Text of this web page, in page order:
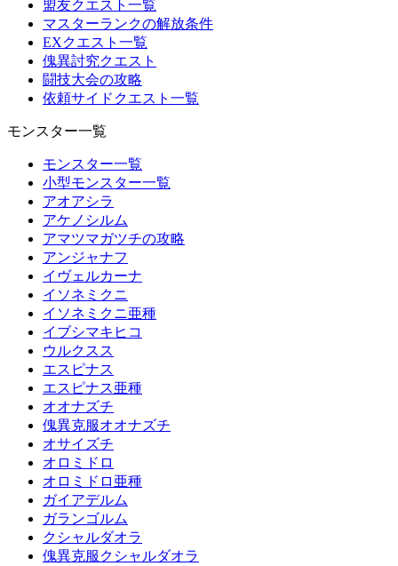
盟友クエスト一覧
マスターランクの解放条件
EXクエスト一覧
傀異討究クエスト
闘技大会の攻略
依頼サイドクエスト一覧
モンスター一覧
モンスター一覧
小型モンスター一覧
アオアシラ
アケノシルム
アマツマガツチの攻略
アンジャナフ
イヴェルカーナ
イソネミクニ
イソネミクニ亜種
イブシマキヒコ
ウルクスス
エスピナス
エスピナス亜種
オオナズチ
傀異克服オオナズチ
オサイズチ
オロミドロ
オロミドロ亜種
ガイアデルム
ガランゴルム
クシャルダオラ
傀異克服クシャルダオラ